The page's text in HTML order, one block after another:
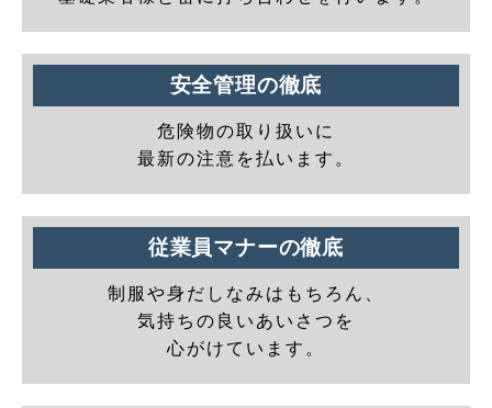
安全管理の徹底
危険物の取り扱いに
最新の注意を払います。
従業員マナーの徹底
制服や身だしなみはもちろん、
気持ちの良いあいさつを
心がけています。